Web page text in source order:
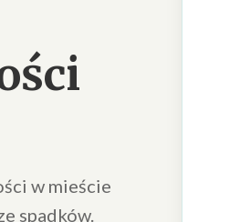
w mieście
spadków.